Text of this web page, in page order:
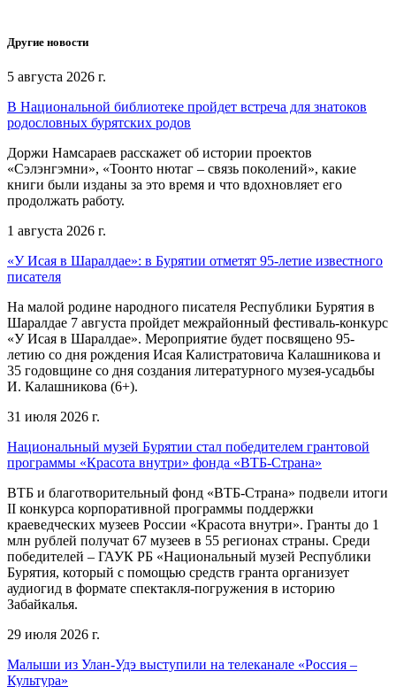
Другие новости
5 августа 2026 г.
В Национальной библиотеке пройдет встреча для знатоков
родословных бурятских родов
Доржи Намсараев расскажет об истории проектов
«Сэлэнгэмни», «Тоонто нютаг – связь поколений», какие
книги были изданы за это время и что вдохновляет его
продолжать работу.
1 августа 2026 г.
«У Исая в Шаралдае»: в Бурятии отметят 95-летие известного
писателя
На малой родине народного писателя Республики Бурятия в
Шаралдае 7 августа пройдет межрайонный фестиваль-конкурс
«У Исая в Шаралдае». Мероприятие будет посвящено 95-
летию со дня рождения Исая Калистратовича Калашникова и
35 годовщине со дня создания литературного музея-усадьбы
И. Калашникова (6+).
31 июля 2026 г.
Национальный музей Бурятии стал победителем грантовой
программы «Красота внутри» фонда «ВТБ-Страна»
ВТБ и благотворительный фонд «ВТБ-Страна» подвели итоги
II конкурса корпоративной программы поддержки
краеведческих музеев России «Красота внутри». Гранты до 1
млн рублей получат 67 музеев в 55 регионах страны. Среди
победителей – ГАУК РБ «Национальный музей Республики
Бурятия, который с помощью средств гранта организует
аудиогид в формате спектакля-погружения в историю
Забайкалья.
29 июля 2026 г.
Малыши из Улан-Удэ выступили на телеканале «Россия –
Культура»